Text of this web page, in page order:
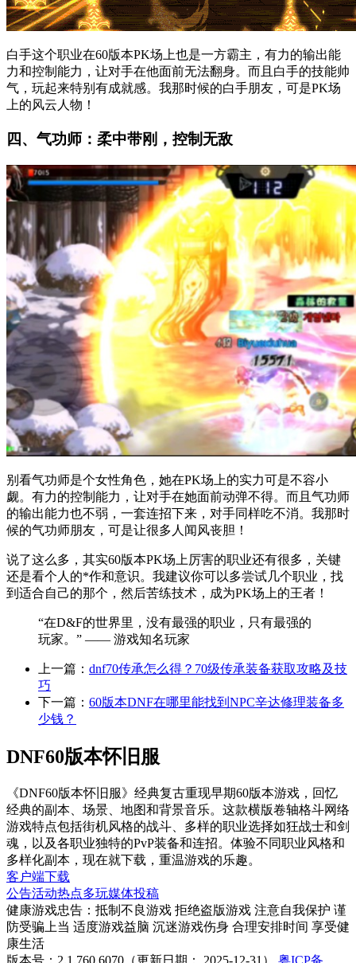
白手这个职业在60版本PK场上也是一方霸主，有力的输出能
力和控制能力，让对手在他面前无法翻身。而且白手的技能帅
气，玩起来特别有成就感。我那时候的白手朋友，可是PK场
上的风云人物！
四、气功师：柔中带刚，控制无敌
觑。有力的控制能力，让对手在她面前动弹不得。而且气功师
的输出能力也不弱，一套连招下来，对手同样吃不消。我那时
候的气功师朋友，可是让很多人闻风丧胆！
还是看个人的*作和意识。我建议你可以多尝试几个职业，找
到适合自己的那个，然后苦练技术，成为PK场上的王者！
玩家。” —— 游戏知名玩家
巧
下一篇：
少钱？
DNF60版本怀旧服
经典的副本、场景、地图和背景音乐。这款横版卷轴格斗网络
游戏特点包括街机风格的战斗、多样的职业选择如狂战士和剑
魂，以及各职业独特的PvP装备和连招。体验不同职业风格和
多样化副本，现在就下载，重温游戏的乐趣。
客户端下载
公告活动热点
健康游戏忠告：抵制不良游戏 拒绝盗版游戏 注意自我保护 谨
防受骗上当 适度游戏益脑 沉迷游戏伤身 合理安排时间 享受健
康生活
版本号：2.1.760.6070（更新日期： 2025-12-31）